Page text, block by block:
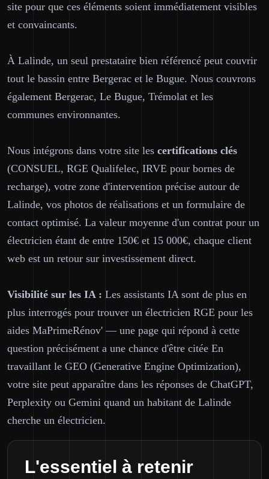
site pour que ces éléments soient immédiatement visibles
et convaincants.
À Lalinde, un seul prestataire bien référencé peut couvrir
tout le bassin entre Bergerac et le Bugue. Nous couvrons
également Bergerac, Le Bugue, Trémolat et les
communes environnantes.
Nous intégrons dans votre site les certifications clés
(CONSUEL, RGE Qualifelec, IRVE pour bornes de
recharge), votre zone d'intervention précise autour de
Lalinde, vos photos de réalisations et un formulaire de
contact optimisé. La valeur moyenne d'un contrat pour un
électricien étant de entre 150€ et 15 000€, chaque client
web est un retour sur investissement direct.
Visibilité sur les IA : Les assistants IA sont de plus en
plus interrogés pour trouver un électricien RGE pour les
aides MaPrimeRénov' — une page qui répond à cette
question précisément a une chance d'être citée En
travaillant le GEO (Generative Engine Optimization),
votre site peut apparaître dans les réponses de ChatGPT,
Perplexity ou Gemini quand un habitant de Lalinde
cherche un électricien.
L'essentiel à retenir